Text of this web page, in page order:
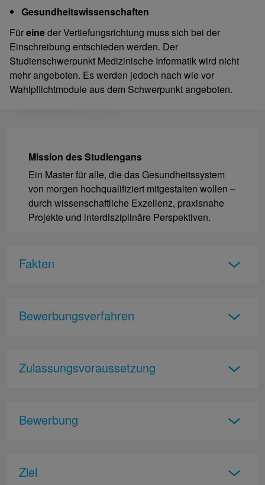
Gesundheitswissenschaften
Füreineder Vertiefungsrichtung muss sich bei der
Einschreibung entschieden werden. Der
Studienschwerpunkt Medizinische Informatik wird nicht
mehr angeboten. Es werden jedoch nach wie vor
Wahlpflichtmodule aus dem Schwerpunkt angeboten.
Mission des Studiengans
Ein Master für alle, die das Gesundheitssystem
von morgen hochqualifiziert mitgestalten wollen –
durch wissenschaftliche Exzellenz, praxisnahe
Projekte und interdisziplinäre Perspektiven.
Fakten
Bewerbungsverfahren
Zulassungsvoraussetzung
Bewerbung
Ziel